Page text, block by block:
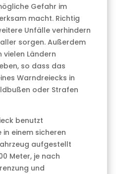
Gefahr im
macht. Richtig
Unfälle verhindern
sorgen. Außerdem
vielen Ländern
so dass das
Warndreiecks in
oder Strafen
benutzt
in einem sicheren
aufgestellt
Meter, je nach
und